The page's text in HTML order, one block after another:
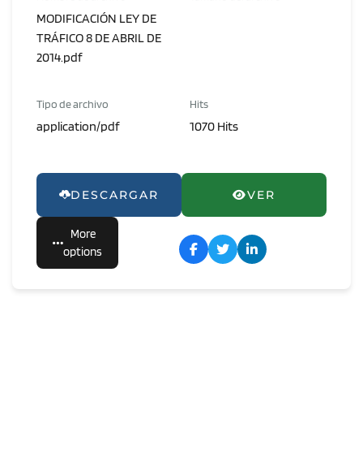
MODIFICACIÓN LEY DE
TRÁFICO 8 DE ABRIL DE
2014.pdf
Tipo de archivo
application/pdf
Hits
1070 Hits
DESCARGAR VER
More
options